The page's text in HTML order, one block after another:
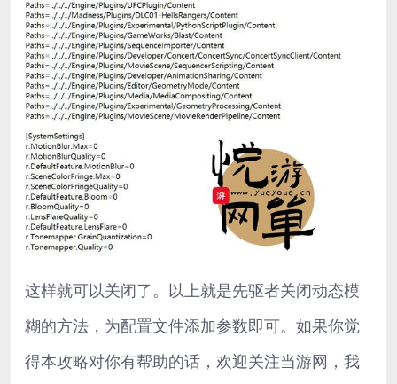
这样就可以关闭了。以上就是先驱者关闭动态模
糊的方法，为配置文件添加参数即可。如果你觉
得本攻略对你有帮助的话，欢迎关注当游网，我